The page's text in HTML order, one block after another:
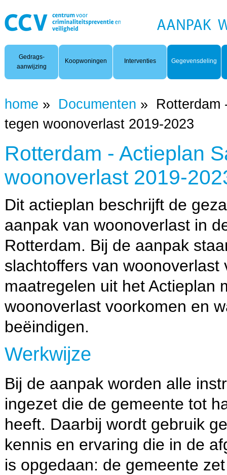
Gedrags-
aanwijzing
Koopwoningen Interventies Gegevensdeling
home » Documenten »
Rotterdam
tegen woonoverlast 2019-2023
Rotterdam - Actieplan
woonoverlast 2019-
Dit actieplan beschrijft de
aanpak van woonoverlast in
Rotterdam. Bij de aanpak
slachtoffers van woonoverlast
maatregelen uit het Actieplan
woonoverlast voorkomen en
beëindigen.
Werkwijze
Bij de aanpak worden alle
ingezet die de gemeente tot
heeft. Daarbij wordt gebruik
kennis en ervaring die in de
is opgedaan: de gemeente